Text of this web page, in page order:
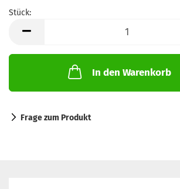
Stück:
In den Warenkorb
Frage zum Produkt